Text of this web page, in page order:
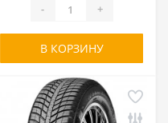
- +
В КОРЗИНУ